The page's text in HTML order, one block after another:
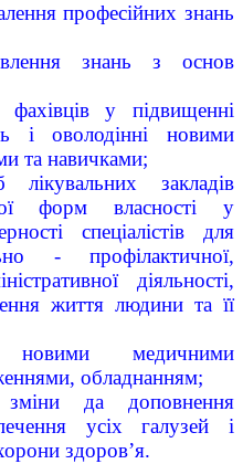
професійних знань
знань з основ
фахівців у підвищенні
і оволодінні новими
та навичками;
лікувальних закладів
форм власності у
спеціалістів для
- профілактичної,
діяльності,
життя людини та її
медичними
обладнанням;
да доповнення
усіх галузей і
здоров’я.